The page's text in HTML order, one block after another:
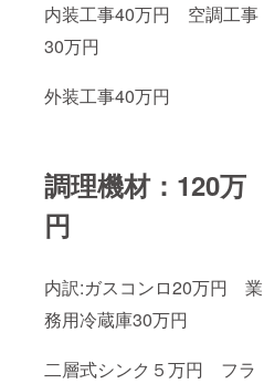
内装工事40万円 空調工事
30万円
外装工事40万円
調理機材：120万
円
内訳:ガスコンロ20万円 業
務用冷蔵庫30万円
二層式シンク５万円 フラ